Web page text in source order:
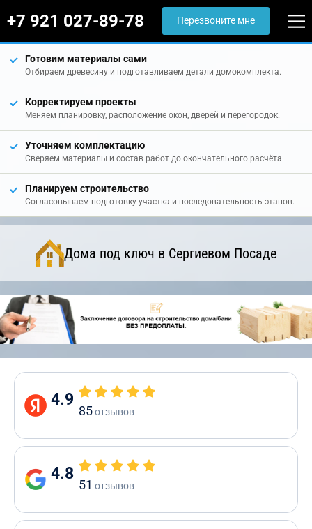
+7 921 027-89-78 Перезвоните мне
Готовим материалы сами
Отбираем древесину и подготавливаем детали домокомплекта.
Корректируем проекты
Меняем планировку, расположение окон, дверей и перегородок.
Уточняем комплектацию
Сверяем материалы и состав работ до окончательного расчёта.
Планируем строительство
Согласовываем подготовку участка и последовательность этапов.
Дома под ключ в Сергиевом Посаде
4.9
85отзывов
4.8
51 отзывов